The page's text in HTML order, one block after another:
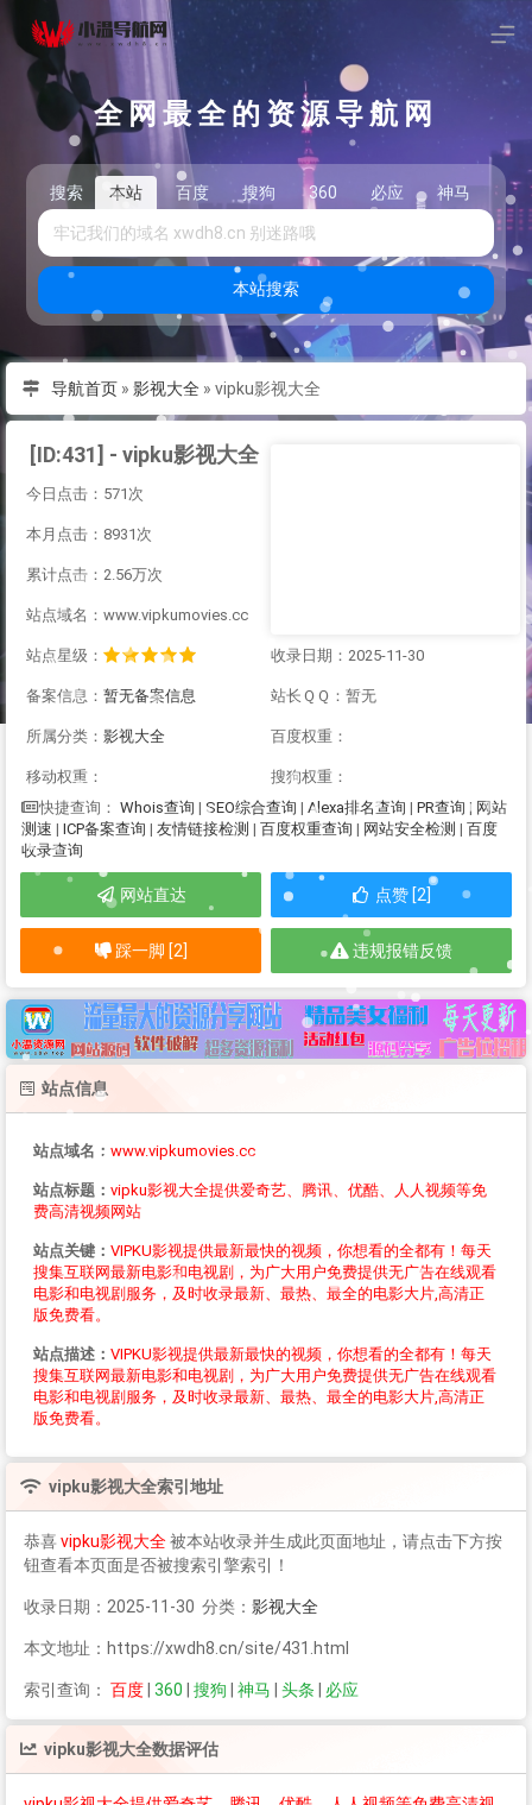
全网最全的资源导航网
搜索 本站 百度 搜狗 360 必应 神马 头
本站搜索
导航首页» 影视大全» vipku影视大全
[ID:431] - vipku影视大全
今日点击：571次
本月点击：8931次
累计点击：2.56万次
站点域名：www.vipkumovies.cc
站点星级： 收录日期：2025-11-30
备案信息： 暂无备案信息 站长ＱＱ：暂无
所属分类： 影视大全 百度权重：
移动权重： 搜狗权重：
快捷查询： Whois查询 | SEO综合查询 | Alexa排名查询 | PR查询 | 网站
测速 | ICP备案查询 | 友情链接检测 | 百度权重查询 | 网站安全检测 | 百度
收录查询
网站直达 点赞 [2]
踩一脚 [2] 违规报错反馈
站点信息
站点域名： www.vipkumovies.cc
站点标题： vipku影视大全提供爱奇艺、腾讯、优酷、人人视频等免
费高清视频网站
站点关键： VIPKU影视提供最新最快的视频，你想看的全都有！每天
搜集互联网最新电影和电视剧，为广大用户免费提供无广告在线观看
电影和电视剧服务，及时收录最新、最热、最全的电影大片,高清正
版免费看。
站点描述： VIPKU影视提供最新最快的视频，你想看的全都有！每天
搜集互联网最新电影和电视剧，为广大用户免费提供无广告在线观看
电影和电视剧服务，及时收录最新、最热、最全的电影大片,高清正
版免费看。
vipku影视大全索引地址
恭喜vipku影视大全被本站收录并生成此页面地址，请点击下方按
钮查看本页面是否被搜索引擎索引！
收录日期：2025-11-30 分类： 影视大全
本文地址：https://xwdh8.cn/site/431.html
索引查询： 百度 360 搜狗 神马 头条 必应
vipku影视大全数据评估